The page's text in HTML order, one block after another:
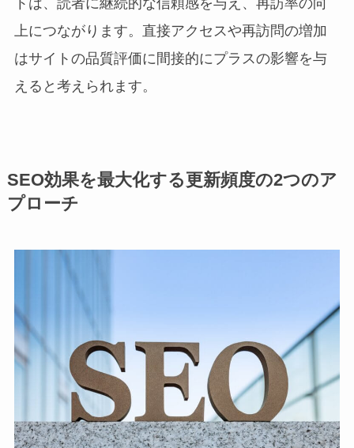
トは、読者に継続的な信頼感を与え、再訪率の向
上につながります。直接アクセスや再訪問の増加
はサイトの品質評価に間接的にプラスの影響を与
えると考えられます。
SEO効果を最大化する更新頻度の2つのア
プローチ